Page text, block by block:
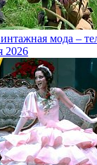
мода –
2026